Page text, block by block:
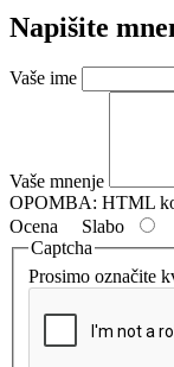
Napišite
Vaše ime
Vaše mnenje
OPOMBA: HTML
Ocena Slabo
Captcha
Prosimo označite